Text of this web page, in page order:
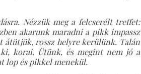
Nézzük meg a felcserélt treffet:
akarunk maradni a pikk impassz
átütjük, rossz helyre kerülünk. Talán
korai. Ütünk, és megint nem jó a
lop és pikkel menekül.